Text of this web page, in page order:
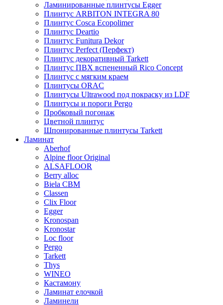
Ламинированные плинтусы Egger
Плинтус ARBITON INTEGRA 80
Плинтус Cosca Ecopolimer
Плинтус Deartio
Плинтус Funitura Dekor
Плинтус Perfect (Перфект)
Плинтус декоративный Tarkett
Плинтус ПВХ вспененный Rico Concept
Плинтус с мягким краем
Плинтусы ORAC
Плинтусы Ultrawood под покраску из LDF
Плинтусы и пороги Pergo
Пробковый погонаж
Цветной плинтус
Шпонированные плинтусы Tarkett
Ламинат
Aberhof
Alpine floor Original
ALSAFLOOR
Berry alloc
Biela CBM
Classen
Clix Floor
Egger
Kronospan
Kronostar
Loc floor
Pergo
Tarkett
Thys
WINEO
Кастамону
Ламинат елочкой
Ламинели